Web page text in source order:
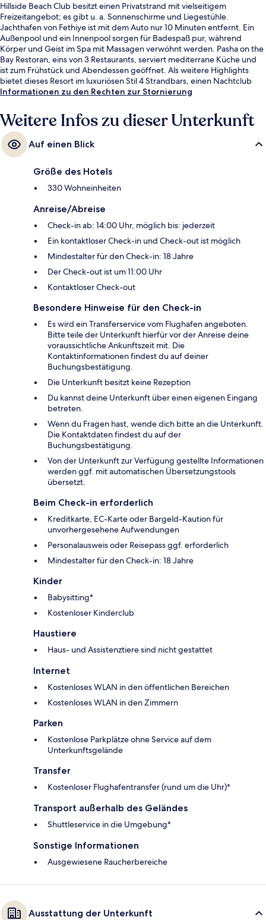
Hillside Beach Club besitzt einen Privatstrand mit vielseitigem
Freizeitangebot; es gibt u. a. Sonnenschirme und Liegestühle.
Jachthafen von Fethiye ist mit dem Auto nur 10 Minuten entfernt. Ein
Außenpool und ein Innenpool sorgen für Badespaß pur, während
Körper und Geist im Spa mit Massagen verwöhnt werden. Pasha on the
Bay Restoran, eins von 3 Restaurants, serviert mediterrane Küche und
ist zum Frühstück und Abendessen geöffnet. Als weitere Highlights
bietet dieses Resort im luxuriösen Stil 4 Strandbars, einen Nachtclub
und einen kostenlosen Flughafentransfer.
Informationen zu den Rechten zur Stornierung
Weitere Infos zu dieser Unterkunft
Auf einen Blick
Größe des Hotels
330 Wohneinheiten
Anreise/Abreise
Check-in ab: 14:00 Uhr, möglich bis: jederzeit
Ein kontaktloser Check-in und Check-out ist möglich
Mindestalter für den Check-in: 18 Jahre
Der Check-out ist um 11:00 Uhr
Kontaktloser Check-out
Besondere Hinweise für den Check-in
Es wird ein Transferservice vom Flughafen angeboten.
Bitte teile der Unterkunft hierfür vor der Anreise deine
voraussichtliche Ankunftszeit mit. Die
Kontaktinformationen findest du auf deiner
Buchungsbestätigung.
Die Unterkunft besitzt keine Rezeption
Du kannst deine Unterkunft über einen eigenen Eingang
betreten.
Wenn du Fragen hast, wende dich bitte an die Unterkunft.
Die Kontaktdaten findest du auf der
Buchungsbestätigung.
Von der Unterkunft zur Verfügung gestellte Informationen
werden ggf. mit automatischen Übersetzungstools
übersetzt.
Beim Check-in erforderlich
Kreditkarte, EC-Karte oder Bargeld-Kaution für
unvorhergesehene Aufwendungen
Personalausweis oder Reisepass ggf. erforderlich
Mindestalter für den Check-in: 18 Jahre
Kinder
Babysitting*
Kostenloser Kinderclub
Haustiere
Haus- und Assistenztiere sind nicht gestattet
Internet
Kostenloses WLAN in den öffentlichen Bereichen
Kostenloses WLAN in den Zimmern
Parken
Kostenlose Parkplätze ohne Service auf dem
Unterkunftsgelände
Transfer
Kostenloser Flughafentransfer (rund um die Uhr)*
Transport außerhalb des Geländes
Shuttleservice in die Umgebung*
Sonstige Informationen
Ausgewiesene Raucherbereiche
Ausstattung der Unterkunft